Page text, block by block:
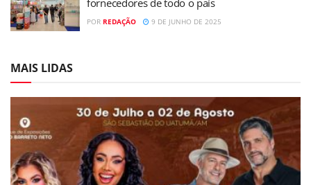
fornecedores de todo o país
POR REDAÇÃO 9 DE JUNHO DE 2025
MAIS LIDAS